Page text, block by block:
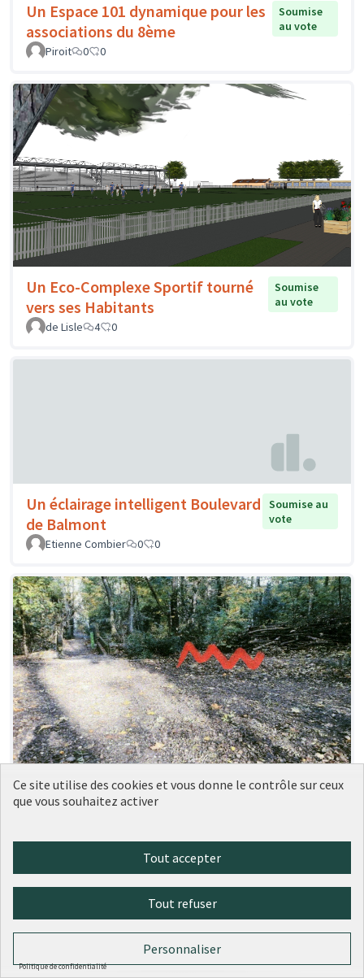
Un Espace 101 dynamique pour les
associations du 8ème
Soumise
au vote
Piroit
0 0
Un Eco-Complexe Sportif tourné
vers ses Habitants
Soumise
au vote
de Lisle
4 0
Un éclairage intelligent Boulevard
de Balmont
Soumise au
vote
Etienne Combier
0 0
Un banc Parc de la Garde
(5ème)
Soumise au
Ce site utilise des cookies et vous donne le contrôle sur ceux
que vous souhaitez activer
Tout accepter
Tout refuser
Personnaliser
Politique de confidentialité